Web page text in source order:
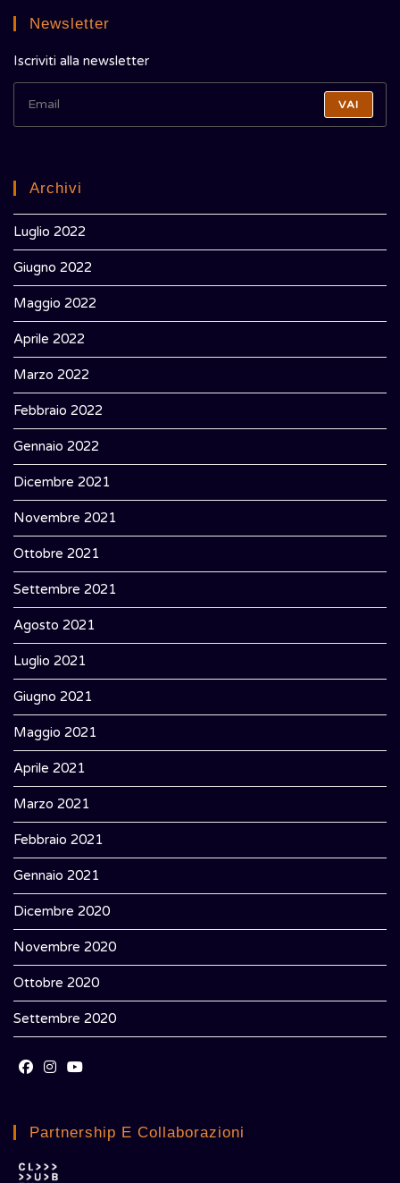
Newsletter
Iscriviti alla newsletter
VAI
Archivi
Luglio 2022
Giugno 2022
Maggio 2022
Aprile 2022
Marzo 2022
Febbraio 2022
Gennaio 2022
Dicembre 2021
Novembre 2021
Ottobre 2021
Settembre 2021
Agosto 2021
Luglio 2021
Giugno 2021
Maggio 2021
Aprile 2021
Marzo 2021
Febbraio 2021
Gennaio 2021
Dicembre 2020
Novembre 2020
Ottobre 2020
Settembre 2020
tab
a
tab
a
Partnership E Collaborazioni